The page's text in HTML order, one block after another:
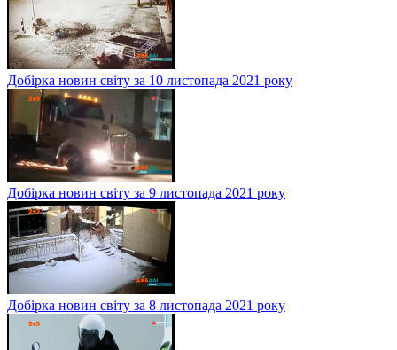
Добірка новин світу за 10 листопада 2021 року
Добірка новин світу за 9 листопада 2021 року
Добірка новин світу за 8 листопада 2021 року